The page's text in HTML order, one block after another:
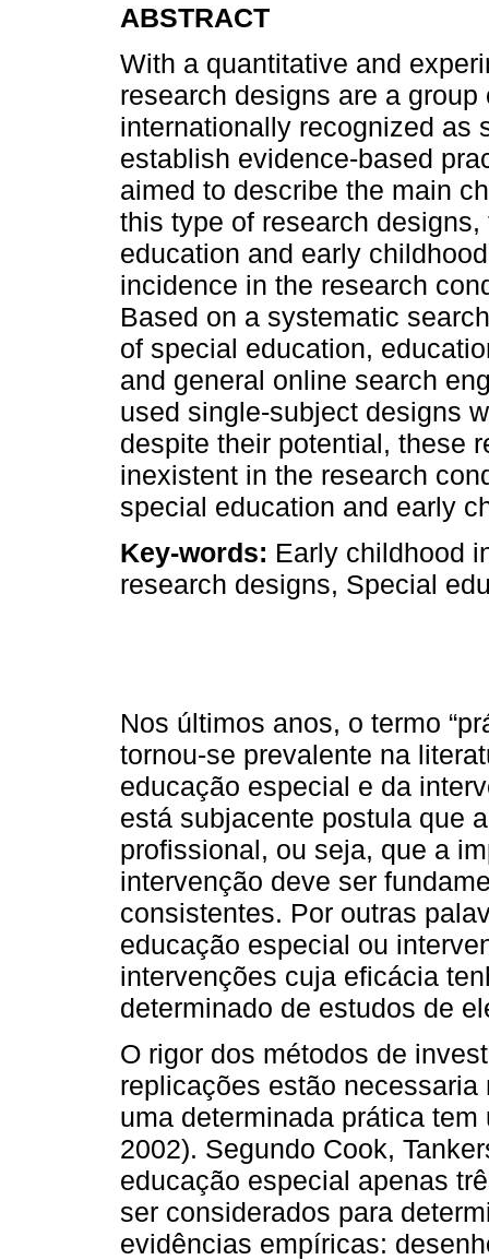
ABSTRACT
With a quantitative and
research designs are a
internationally recognized as
establish evidence-based
aimed to describe the main
this type of research
education and early
incidence in the research
Based on a systematic
of special education,
and general online search
used single-subject designs
despite their potential, these
inexistent in the research
special education and early
Key-words: Early childhood
research designs, Special
Nos últimos anos, o termo
tornou-se prevalente na
educação especial e da
está subjacente postula que
profissional, ou seja, que a
intervenção deve ser
consistentes. Por outras
educação especial ou
intervenções cuja eficácia
determinado de estudos de
O rigor dos métodos de
replicações estão
uma determinada prática
2002). Segundo Cook,
educação especial apenas
ser considerados para
evidências empíricas: